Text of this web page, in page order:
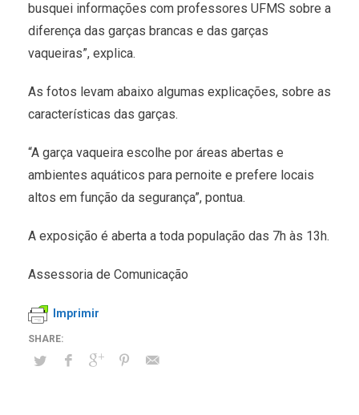
busquei informações com professores UFMS sobre a
diferença das garças brancas e das garças
vaqueiras”, explica.
As fotos levam abaixo algumas explicações, sobre as
características das garças.
“A garça vaqueira escolhe por áreas abertas e
ambientes aquáticos para pernoite e prefere locais
altos em função da segurança”, pontua.
A exposição é aberta a toda população das 7h às 13h.
Assessoria de Comunicação
Imprimir